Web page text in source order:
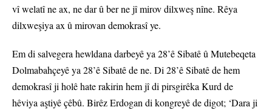
vî welatî ne ax, ne dar û ber ne jî mirov dilxweş nîne. Rêya
dilxweşiya ax û mirovan demokrasî ye.
Em di salvegera hewldana darbeyê ya 28’ê Sibatê û Mutebeqeta
Dolmabahçeyê ya 28’ê Sibatê de ne. Di 28’ê Sibatê de hem
demokrasî ji holê hate rakirin hem jî di pirsgirêka Kurd de
hêviya aştiyê çêbû. Birêz Erdogan di kongreyê de digot; ‘Dara ji